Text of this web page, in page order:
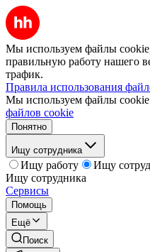
Мы используем файлы
правильную работу нашего
трафик.
Правила использования
Мы используем файлы
файлов cookie
Понятно
Ищу сотрудника
Ищу работу
Ищу
Ищу сотрудника
Сервисы
Помощь
Ещё
Поиск